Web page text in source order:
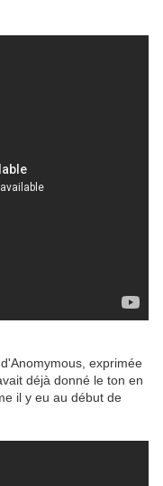
exprimée
déjà donné le ton en
il y eu au début de